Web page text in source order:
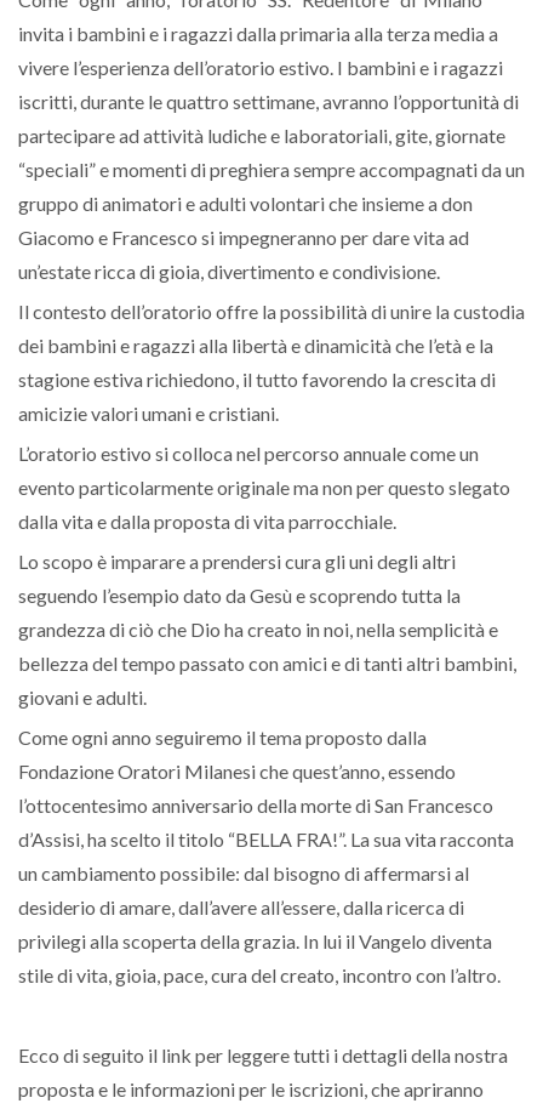
invita i bambini e i ragazzi dalla primaria alla terza media a
vivere l’esperienza dell’oratorio estivo. I bambini e i ragazzi
iscritti, durante le quattro settimane, avranno l’opportunità di
partecipare ad attività ludiche e laboratoriali, gite, giornate
“speciali” e momenti di preghiera sempre accompagnati da un
gruppo di animatori e adulti volontari che insieme a don
Giacomo e Francesco si impegneranno per dare vita ad
un’estate ricca di gioia, divertimento e condivisione.
Il contesto dell’oratorio offre la possibilità di unire la custodia
dei bambini e ragazzi alla libertà e dinamicità che l’età e la
stagione estiva richiedono, il tutto favorendo la crescita di
amicizie valori umani e cristiani.
L’oratorio estivo si colloca nel percorso annuale come un
evento particolarmente originale ma non per questo slegato
dalla vita e dalla proposta di vita parrocchiale.
Lo scopo è imparare a prendersi cura gli uni degli altri
seguendo l’esempio dato da Gesù e scoprendo tutta la
grandezza di ciò che Dio ha creato in noi, nella semplicità e
bellezza del tempo passato con amici e di tanti altri bambini,
giovani e adulti.
Come ogni anno seguiremo il tema proposto dalla
Fondazione Oratori Milanesi che quest’anno, essendo
l’ottocentesimo anniversario della morte di San Francesco
d’Assisi, ha scelto il titolo “BELLA FRA!”. La sua vita racconta
un cambiamento possibile: dal bisogno di affermarsi al
desiderio di amare, dall’avere all’essere, dalla ricerca di
privilegi alla scoperta della grazia. In lui il Vangelo diventa
stile di vita, gioia, pace, cura del creato, incontro con l’altro.
Ecco di seguito il link per leggere tutti i dettagli della nostra
proposta e le informazioni per le iscrizioni, che apriranno